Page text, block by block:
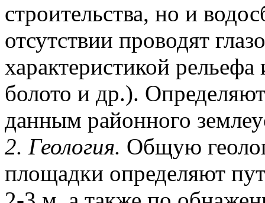
строительства, но и
отсутствии проводят
характеристикой
болото и др.).
данным районного
2. Геология. Общую
площадки определяют